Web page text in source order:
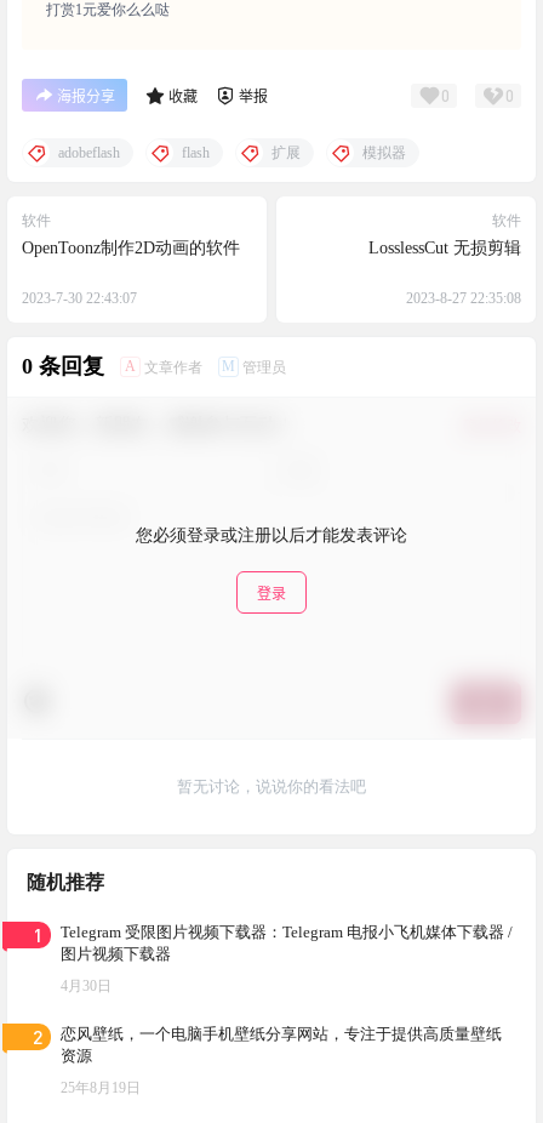
打赏1元爱你么么哒
海报分享 收藏 举报 0 0
adobeflash flash 扩展 模拟器
软件
OpenToonz制作2D动画的软件
2023-7-30 22:43:07
软件
LosslessCut 无损剪辑
2023-8-27 22:35:08
0 条回复 A 文章作者 M 管理员
您必须登录或注册以后才能发表评论
登录
暂无讨论，说说你的看法吧
随机推荐
1
Telegram 受限图片视频下载器：Telegram 电报小飞机媒体下载器 /
图片视频下载器
4月30日
2
恋风壁纸，一个电脑手机壁纸分享网站，专注于提供高质量壁纸
资源
25年8月19日